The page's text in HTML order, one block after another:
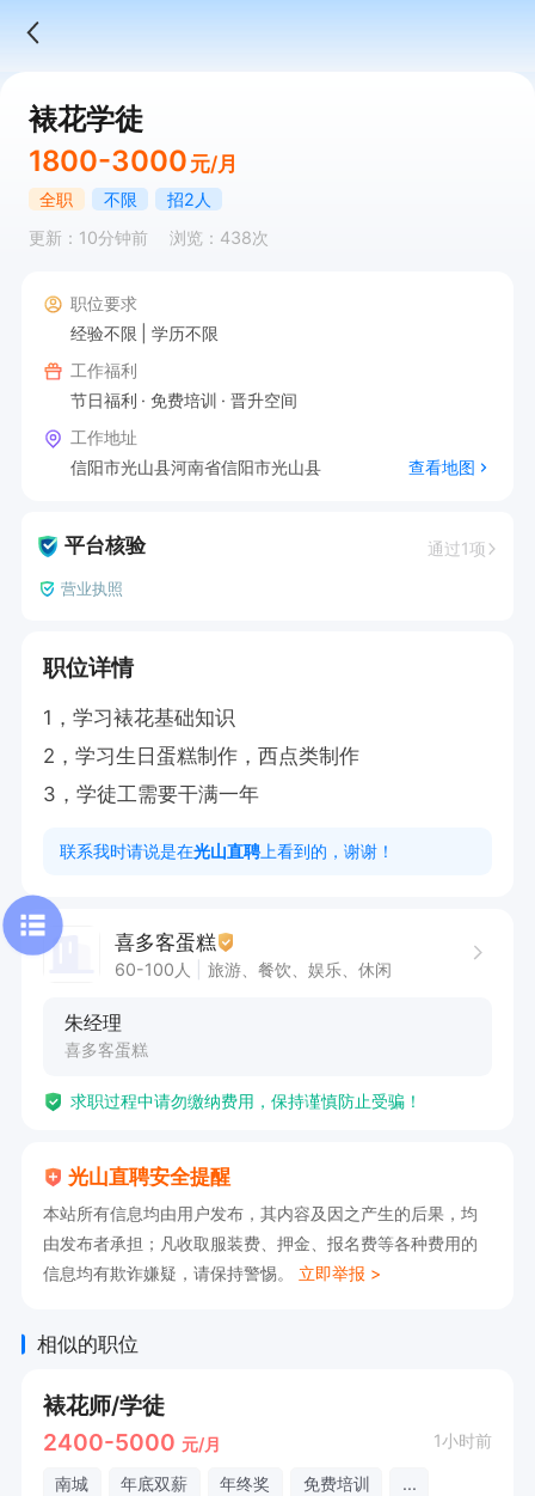
裱花学徒
1800-3000 元/月
全职 不限
招2人
更新：10分钟前
浏览：438次
职位要求
经验不限
学历不限
工作福利
节日福利
免费培训
晋升空间
工作地址
信阳市光山县河南省信阳市光山县
查看地图
平台核验 通过1项
营业执照
职位详情
1，学习裱花基础知识
2，学习生日蛋糕制作，西点类制作
3，学徒工需要干满一年
联系我时请说是在光山直聘 上看到的，谢谢！
喜多客蛋糕
60-100人 旅游、餐饮、娱乐、休闲
朱经理
喜多客蛋糕
求职过程中请勿缴纳费用，保持谨慎防止受骗！
光山直聘安全提醒
本站所有信息均由用户发布，其内容及因之产生的后果，均
由发布者承担；凡收取服装费、押金、报名费等各种费用的
信息均有欺诈嫌疑，请保持警惕。 立即举报 >
相似的职位
裱花师/学徒
2400-5000 元/月 1小时前
南城 年底双薪 年终奖 免费培训 ...